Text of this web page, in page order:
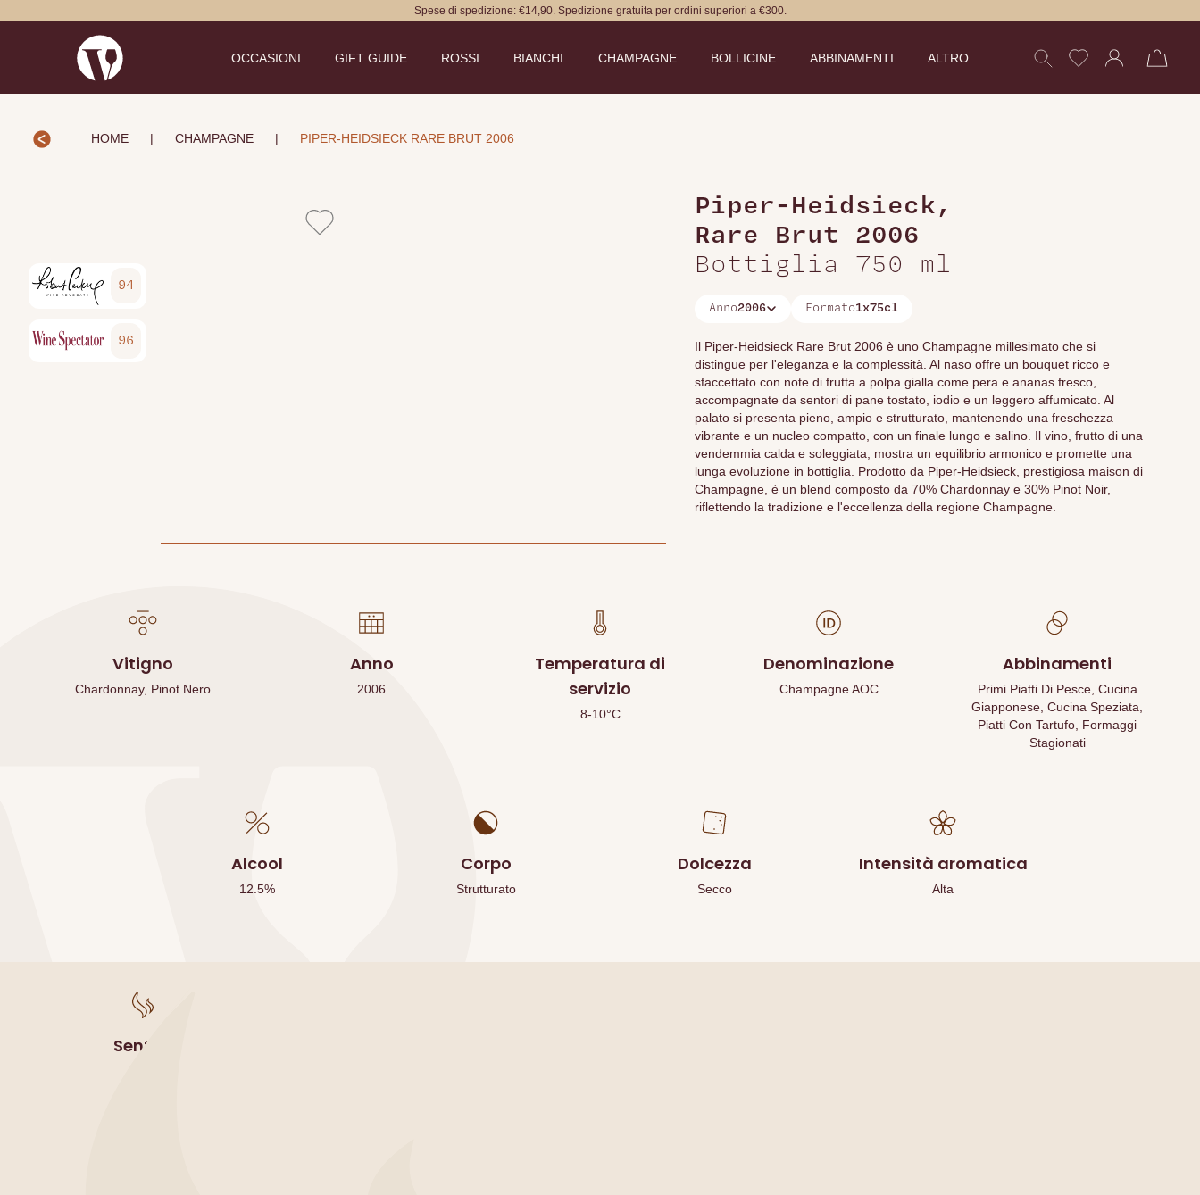
Spese di spedizione: €14,90. Spedizione gratuita per ordini superiori a €300.
OCCASIONI GIFT GUIDE ROSSI BIANCHI CHAMPAGNE BOLLICINE ABBINAMENTI ALTRO
HOME | CHAMPAGNE | PIPER-HEIDSIECK RARE BRUT 2006
94
96
Piper-Heidsieck,
Rare Brut 2006
Bottiglia 750 ml
Anno2006 Formato1x75cl
Il Piper-Heidsieck Rare Brut 2006 è uno Champagne millesimato che si
distingue per l'eleganza e la complessità. Al naso offre un bouquet ricco e
sfaccettato con note di frutta a polpa gialla come pera e ananas fresco,
accompagnate da sentori di pane tostato, iodio e un leggero affumicato. Al
palato si presenta pieno, ampio e strutturato, mantenendo una freschezza
vibrante e un nucleo compatto, con un finale lungo e salino. Il vino, frutto di una
vendemmia calda e soleggiata, mostra un equilibrio armonico e promette una
lunga evoluzione in bottiglia. Prodotto da Piper-Heidsieck, prestigiosa maison di
Champagne, è un blend composto da 70% Chardonnay e 30% Pinot Noir,
riflettendo la tradizione e l'eccellenza della regione Champagne.
Vitigno
Chardonnay, Pinot Nero
Anno
2006
Temperatura di
servizio
8-10°C
Denominazione
Champagne AOC
Abbinamenti
Primi Piatti Di Pesce, Cucina
Giapponese, Cucina Speziata,
Piatti Con Tartufo, Formaggi
Stagionati
Alcool
12.5%
Corpo
Strutturato
Dolcezza
Secco
Intensità aromatica
Alta
Sentori